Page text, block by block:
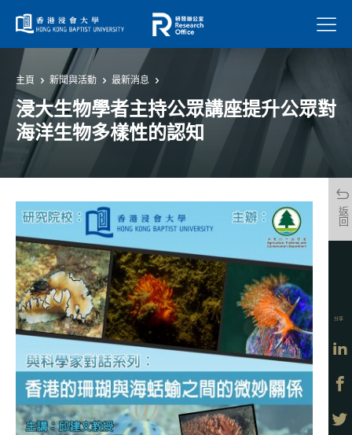
菜單
主頁 新聞與活動 最新消息
浸大生物學者主持公眾講座提升公眾對
海洋生物多樣性的認知
返回
分享